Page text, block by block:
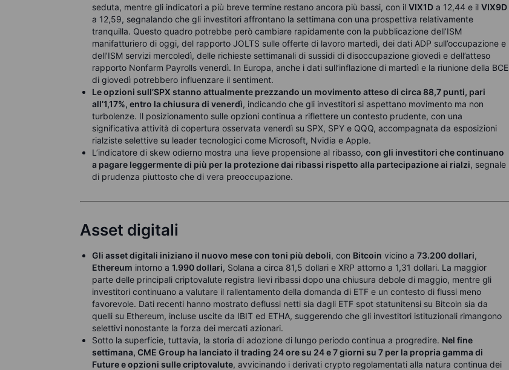
seduta, mentre gli indicatori a più breve termine restano ancora più bassi, con il VIX1D a 12,44 e il VIX9D
a 12,59, segnalando che gli investitori affrontano la settimana con una prospettiva relativamente
tranquilla. Questo quadro potrebbe però cambiare rapidamente con la pubblicazione dell’ISM
manifatturiero di oggi, del rapporto JOLTS sulle offerte di lavoro martedì, dei dati ADP sull’occupazione e
dell’ISM servizi mercoledì, delle richieste settimanali di sussidi di disoccupazione giovedì e dell’atteso
rapporto Nonfarm Payrolls venerdì. In Europa, anche i dati sull’inflazione di martedì e la riunione della BCE
di giovedì potrebbero influenzare il sentiment.
Le opzioni sull’SPX stanno attualmente prezzando un movimento atteso di circa 88,7 punti, pari
all’1,17%, entro la chiusura di venerdì, indicando che gli investitori si aspettano movimento ma non
turbolenze. Il posizionamento sulle opzioni continua a riflettere un contesto prudente, con una
significativa attività di copertura osservata venerdì su SPX, SPY e QQQ, accompagnata da esposizioni
rialziste selettive su leader tecnologici come Microsoft, Nvidia e Apple.
L’indicatore di skew odierno mostra una lieve propensione al ribasso, con gli investitori che continuano
a pagare leggermente di più per la protezione dai ribassi rispetto alla partecipazione ai rialzi, segnale
di prudenza piuttosto che di vera preoccupazione.
Asset digitali
Gli asset digitali iniziano il nuovo mese con toni più deboli, con Bitcoin vicino a 73.200 dollari,
Ethereum intorno a 1.990 dollari, Solana a circa 81,5 dollari e XRP attorno a 1,31 dollari. La maggior
parte delle principali criptovalute registra lievi ribassi dopo una chiusura debole di maggio, mentre gli
investitori continuano a valutare il rallentamento della domanda di ETF e un contesto di flussi meno
favorevole. Dati recenti hanno mostrato deflussi netti sia dagli ETF spot statunitensi su Bitcoin sia da
quelli su Ethereum, incluse uscite da IBIT ed ETHA, suggerendo che gli investitori istituzionali rimangono
selettivi nonostante la forza dei mercati azionari.
Sotto la superficie, tuttavia, la storia di adozione di lungo periodo continua a progredire. Nel fine
settimana, CME Group ha lanciato il trading 24 ore su 24 e 7 giorni su 7 per la propria gamma di
Future e opzioni sulle criptovalute, avvicinando i derivati crypto regolamentati alla natura continua dei